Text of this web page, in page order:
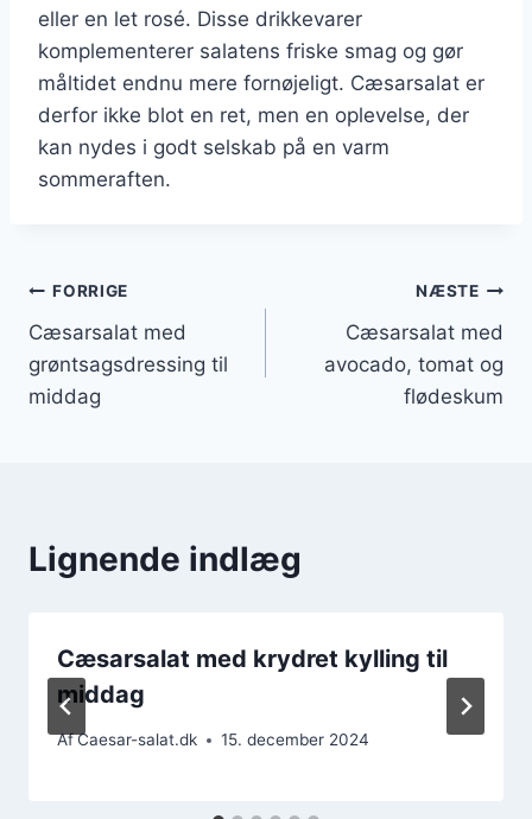
eller en let rosé. Disse drikkevarer
komplementerer salatens friske smag og gør
måltidet endnu mere fornøjeligt. Cæsarsalat er
derfor ikke blot en ret, men en oplevelse, der
kan nydes i godt selskab på en varm
sommeraften.
Indlægsnavigation
FORRIGE
Cæsarsalat med
grøntsagsdressing til
middag
NÆSTE
Cæsarsalat med
avocado, tomat og
flødeskum
Lignende indlæg
Cæsarsalat med krydret kylling til
middag
AfCaesar-salat.dk 15. december 2024